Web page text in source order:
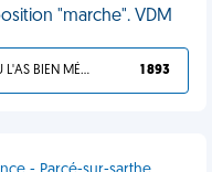
"marche". VDM
TU L'AS BIEN MÉRITÉ 1 893